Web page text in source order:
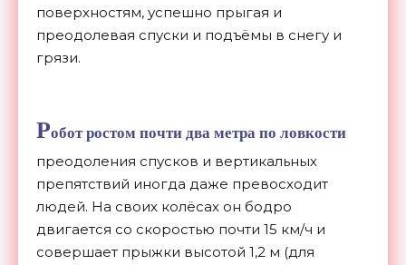
поверхностям, успешно прыгая и
преодолевая спуски и подъёмы в снегу и
грязи.
Робот ростом почти два метра по ловкости
преодоления спусков и вертикальных
препятствий иногда даже превосходит
людей. На своих колёсах он бодро
двигается со скоростью почти 15 км/ч и
совершает прыжки высотой 1,2 м (для